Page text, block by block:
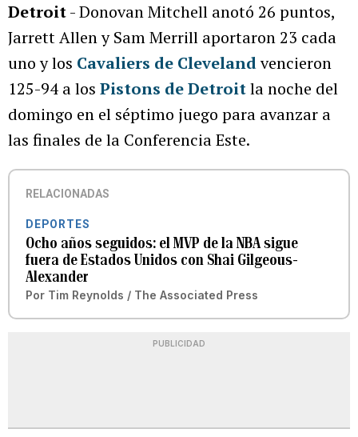
Detroit- Donovan Mitchell anotó 26 puntos,
Jarrett Allen y Sam Merrill aportaron 23 cada
uno y los Cavaliers de Clevelandvencieron
125-94 a los Pistons de Detroitla noche del
domingo en el séptimo juego para avanzar a
las finales de la Conferencia Este.
RELACIONADAS
DEPORTES
Ocho años seguidos: el MVP de la NBA sigue
fuera de Estados Unidos con Shai Gilgeous-
Alexander
Por Tim Reynolds / The Associated Press
PUBLICIDAD